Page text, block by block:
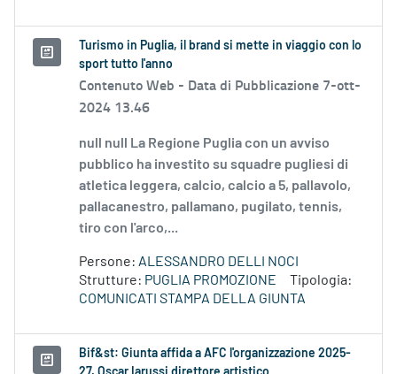
Turismo in Puglia, il brand si mette in viaggio con lo
sport tutto l'anno
Contenuto Web - Data di Pubblicazione 7-ott-
2024 13.46
null null La Regione Puglia con un avviso
pubblico ha investito su squadre pugliesi di
atletica leggera, calcio, calcio a 5, pallavolo,
pallacanestro, pallamano, pugilato, tennis,
tiro con l'arco,...
Persone: ALESSANDRO DELLI NOCI
Strutture: PUGLIA PROMOZIONE
Tipologia:
COMUNICATI STAMPA DELLA GIUNTA
Bif&st: Giunta affida a AFC l'organizzazione 2025-